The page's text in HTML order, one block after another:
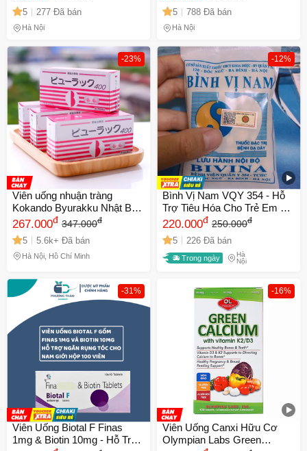
Khỏe, Dễ Uống Cho Trẻ Em
Và Người Lớn
5 277 Đã bán
Hà Nội
Pháp Cho Nam Nữ
5 788 Đã bán
Hà Nội
-23%
Viên uống nhuận tràng
Kokando Byurakku Nhật Bản
- Hỗ trợ tiêu hóa, giảm táo
bón, chiết xuất tự nhiên an
toàn cho sức khỏe
267.000đ 347.000đ
5 5.6k+ Đã bán
Hà Nội, Hồ Chí Minh
-12%
Bình Vị Nam VQY 354 - Hỗ
Trợ Tiêu Hóa Cho Trẻ Em Và
Người Lớn - Hộp 100 Viên
Uống Giúp Cải Thiện Tiêu
Hóa
220.000đ 250.000đ
5 226 Đã bán
Trong ngày
Hà
Nội
-31%
Viên Uống Biotal F Finas
1mg & Biotin 10mg - Hỗ Trợ
-16%
Viên Uống Canxi Hữu Cơ
Olympian Labs Green